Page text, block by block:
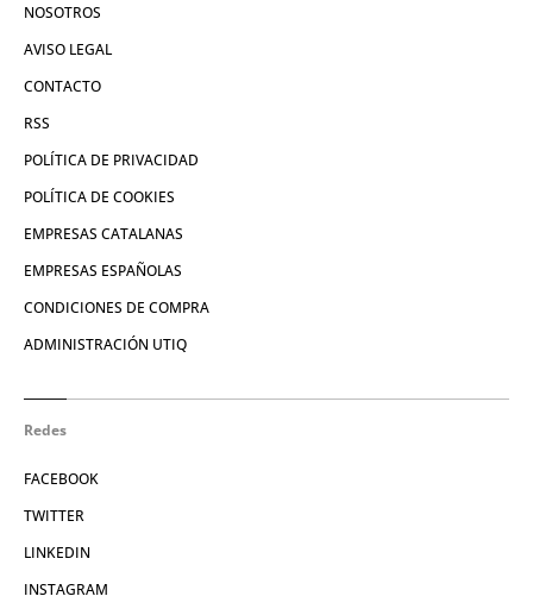
NOSOTROS
AVISO LEGAL
CONTACTO
RSS
POLÍTICA DE PRIVACIDAD
POLÍTICA DE COOKIES
EMPRESAS CATALANAS
EMPRESAS ESPAÑOLAS
CONDICIONES DE COMPRA
ADMINISTRACIÓN UTIQ
Redes
FACEBOOK
TWITTER
LINKEDIN
INSTAGRAM